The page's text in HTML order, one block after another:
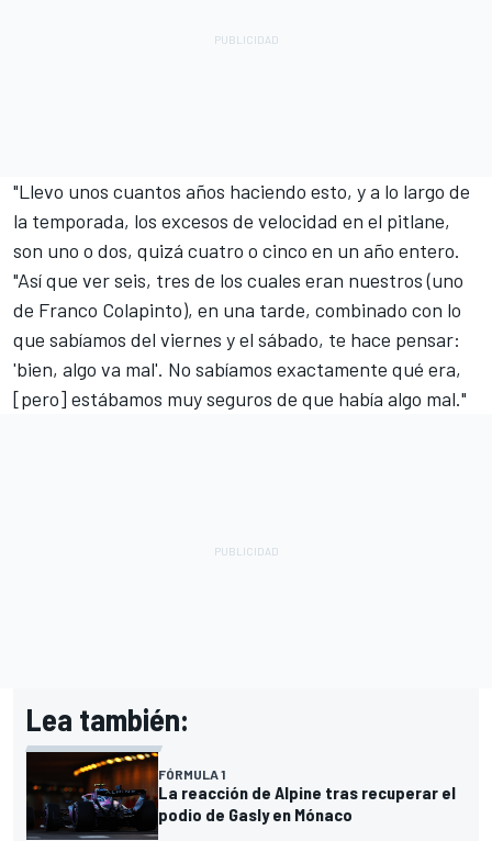
"Llevo unos cuantos años haciendo esto, y a lo largo de
la temporada, los excesos de velocidad en el pitlane,
son uno o dos, quizá cuatro o cinco en un año entero.
"Así que ver seis, tres de los cuales eran nuestros (uno
de Franco Colapinto), en una tarde, combinado con lo
que sabíamos del viernes y el sábado, te hace pensar:
'bien, algo va mal'. No sabíamos exactamente qué era,
[pero] estábamos muy seguros de que había algo mal."
Lea también:
FÓRMULA 1
La reacción de Alpine tras recuperar el
podio de Gasly en Mónaco